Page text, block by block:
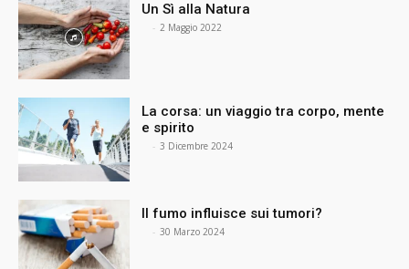
Un Sì alla Natura
- 2 Maggio 2022
La corsa: un viaggio tra corpo, mente
e spirito
- 3 Dicembre 2024
Il fumo influisce sui tumori?
- 30 Marzo 2024